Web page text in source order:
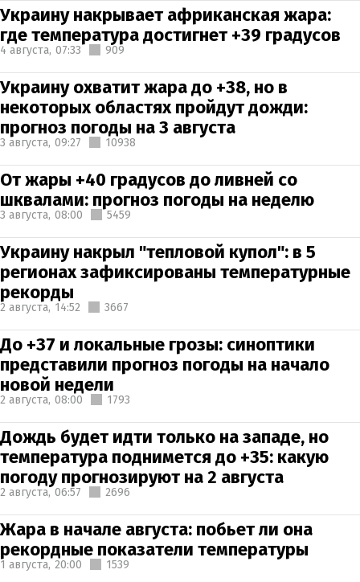
Украину накрывает африканская жара:
где температура достигнет +39 градусов
4 августа, 07:33 909
Украину охватит жара до +38, но в
некоторых областях пройдут дожди:
прогноз погоды на 3 августа
3 августа, 09:27 10938
От жары +40 градусов до ливней со
шквалами: прогноз погоды на неделю
3 августа, 08:00 5459
Украину накрыл "тепловой купол": в 5
регионах зафиксированы температурные
рекорды
2 августа, 14:52 3667
До +37 и локальные грозы: синоптики
представили прогноз погоды на начало
новой недели
2 августа, 08:00 1793
Дождь будет идти только на западе, но
температура поднимется до +35: какую
погоду прогнозируют на 2 августа
2 августа, 06:57 2696
Жара в начале августа: побьет ли она
рекордные показатели температуры
1 августа, 20:00 1539